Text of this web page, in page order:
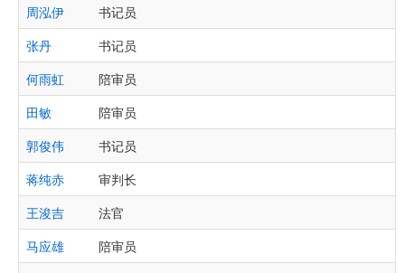
周泓伊
书记员
张丹
书记员
何雨虹
陪审员
田敏
陪审员
郭俊伟
书记员
蒋纯赤
审判长
王浚吉
法官
马应雄
陪审员